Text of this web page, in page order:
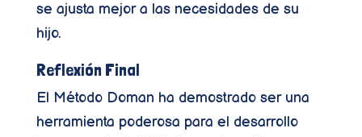
se ajusta mejor a las necesidades de su
hijo.
Reflexión Final
El Método Doman ha demostrado ser una
herramienta poderosa para el desarrollo